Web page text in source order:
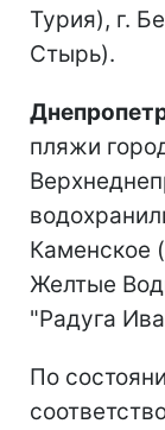
Турия), г.
Стырь).
пляжи
Каменское
Желтые
"Радуга
По